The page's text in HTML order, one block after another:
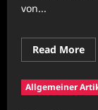
von...
Read More
Allgemeiner